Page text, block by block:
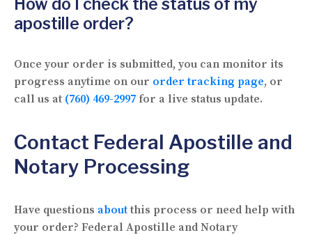
How do I check the status of my
apostille order?
Once your order is submitted, you can monitor its
progress anytime on our order tracking page, or
call us at (760) 469-2997 for a live status update.
Contact Federal Apostille and
Notary Processing
Have questions about this process or need help with
your order? Federal Apostille and Notary